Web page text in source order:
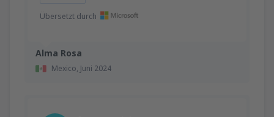
Alma Rosa
Mexico, Juni 2024
Übersetzt durch